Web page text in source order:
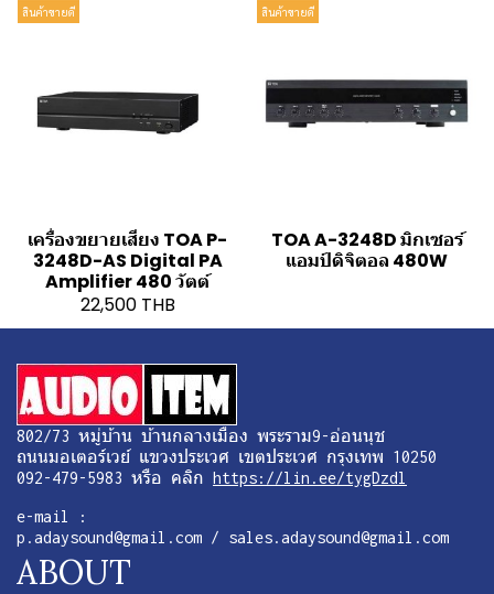
สินค้าขายดี
เครื่องขยายเสียง TOA P-
3248D-AS Digital PA
Amplifier 480 วัตต์
22,500 THB
สินค้าขายดี
TOA A-3248D มิกเซอร์
แอมป์ดิจิตอล 480W
802/73 หมู่บ้าน บ้านกลางเมือง พระราม9-อ่อนนุช
ถนนมอเตอร์เวย์ แขวงประเวศ เขตประเวศ กรุงเทพ 10250
092-479-5983 หรือ คลิก https://lin.ee/tygDzdl
e-mail :
p.adaysound@gmail.com / sales.adaysound@gmail.com
ABOUT